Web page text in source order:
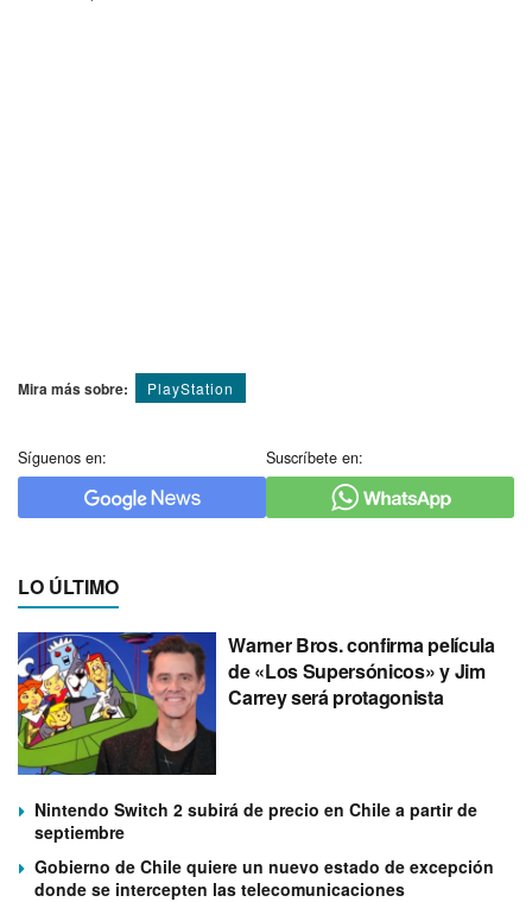
Mira más sobre: PlayStation
Síguenos en: Suscríbete en:
LO ÚLTIMO
Warner Bros. confirma película
de «Los Supersónicos» y Jim
Carrey será protagonista
Nintendo Switch 2 subirá de precio en Chile a partir de
septiembre
Gobierno de Chile quiere un nuevo estado de excepción
donde se intercepten las telecomunicaciones